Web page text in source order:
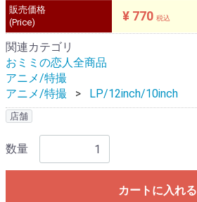
販売価格
(Price)
¥ 770 税込
関連カテゴリ
おミミの恋人全商品
アニメ/特撮
アニメ/特撮
LP/12inch/10inch
店舗
数量
カートに入れる